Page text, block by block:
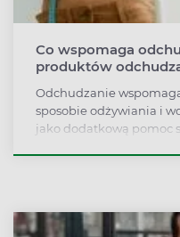
Co wspomaga
produktów
Odchudzanie
sposobie odżywiania i
jako dodatkową pomoc